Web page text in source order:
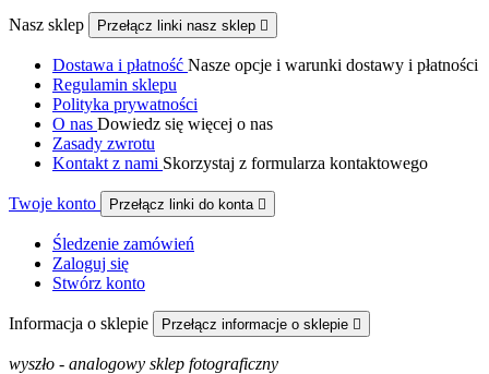
Nasz sklep Przełącz linki nasz sklep 
Dostawa i płatność Nasze opcje i warunki dostawy i płatności
Regulamin sklepu
Polityka prywatności
O nas Dowiedz się więcej o nas
Zasady zwrotu
Kontakt z nami Skorzystaj z formularza kontaktowego
Twoje konto Przełącz linki do konta 
Śledzenie zamówień
Zaloguj się
Stwórz konto
Informacja o sklepie Przełącz informacje o sklepie 
wyszło - analogowy sklep fotograficzny